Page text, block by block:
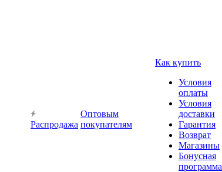
Распродажа
Оптовым
покупателям
Как купить
Условия
оплаты
Условия
доставки
Гарантия
Возврат
Магазины
Бонусная
программа